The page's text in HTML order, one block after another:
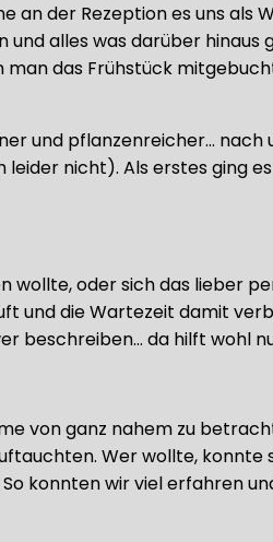
der Rezeption es uns als
alles was darüber hinaus
das Frühstück
und pflanzenreicher… nach
nicht). Als erstes ging
oder sich das lieber
und die Wartezeit damit
beschreiben… da hilft wohl
von ganz nahem zu
Wer wollte,
konnten wir viel erfahren